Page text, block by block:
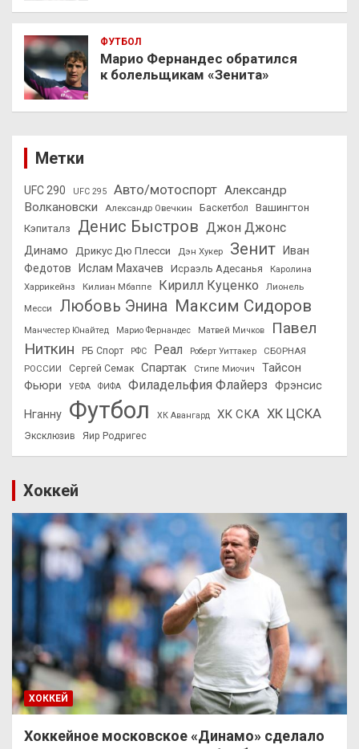
ФУТБОЛ
Марио Фернандес обратился
к болельщикам «Зенита»
Метки
UFC 290 UFC 295 Авто/мотоспорт Александр
Волкановски
Александр Овечкин Баскетбол
Вашингтон
Кэпиталз
Денис Быстров Джон Джонс
Динамо Дрикус Дю Плесси Дэн Хукер Зенит
Иван
Федотов
Ислам Махачев Исраэль Адесанья
Каролина
Харрикейнз
Килиан Мбаппе Кирилл Куценко
Лионель
Месси
Любовь Энина Максим Сидоров
Манчестер Юнайтед Марио Фернандес Матвей Мичков
Павел
Ниткин
РБ Спорт РФС Реал Роберт Уиттакер
СБОРНАЯ
РОССИИ
Сергей Семак Спартак Стипе Миочич
Тайсон
Фьюри
УЕФА ФИФА Филадельфия Флайерз Фрэнсис
Нганну Футбол ХК Авангард ХК СКА ХК ЦСКА
Эксклюзив Яир Родригес
Хоккей
ХОККЕЙ
Хоккейное московское «Динамо» сделало